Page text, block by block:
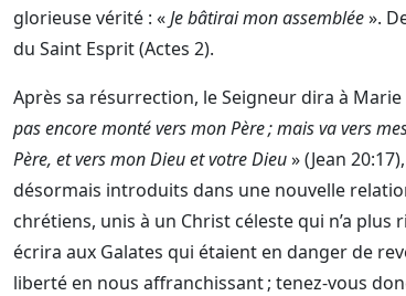
glorieuse vérité : «Je bâtirai mon assemblée».
du Saint Esprit (Actes 2).
Après sa résurrection, le Seigneur dira à Marie
pas encore monté vers mon Père ; mais va vers
Père, et vers mon Dieu et votre Dieu» (Jean
désormais introduits dans une nouvelle
chrétiens, unis à un Christ céleste qui n’a plus
écrira aux Galates qui étaient en danger de
liberté en nous affranchissant ; tenez-vous